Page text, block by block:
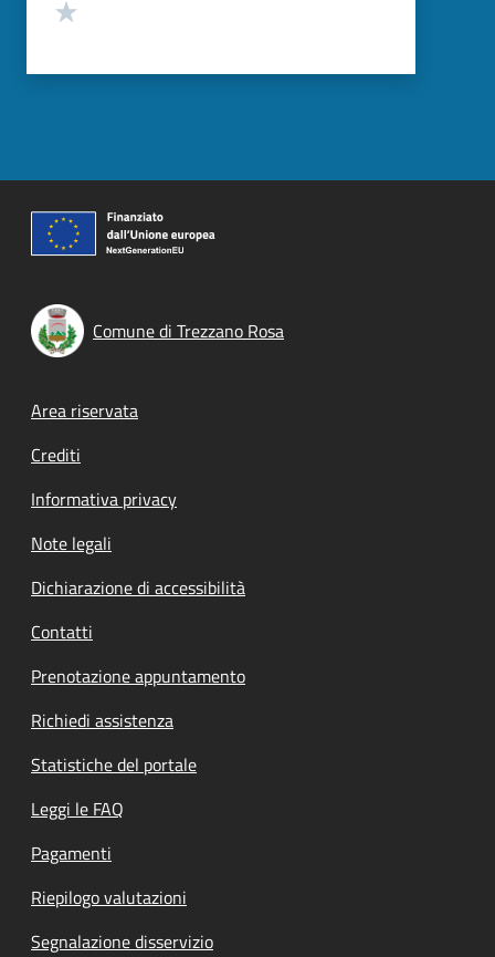
Comune di Trezzano Rosa
Footer menu
Area riservata
Crediti
Informativa privacy
Note legali
Dichiarazione di accessibilità
Contatti
Prenotazione appuntamento
Richiedi assistenza
Statistiche del portale
Leggi le FAQ
Pagamenti
Riepilogo valutazioni
Segnalazione disservizio